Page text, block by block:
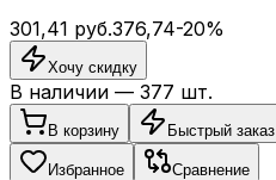
301,41 руб.376,74-20%
Хочу скидку
В наличии — 377 шт.
В корзину Быстрый заказ
Избранное Сравнение